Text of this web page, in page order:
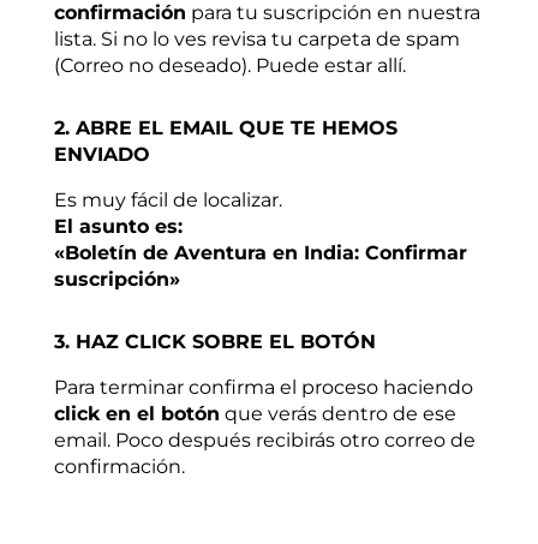
confirmación para tu suscripción en nuestra
lista. Si no lo ves revisa tu carpeta de spam
(Correo no deseado). Puede estar allí.
2. ABRE EL EMAIL QUE TE HEMOS
ENVIADO
Es muy fácil de localizar.
El asunto es:
«Boletín de Aventura en India: Confirmar
suscripción»
3. HAZ CLICK SOBRE EL BOTÓN
Para terminar confirma el proceso haciendo
click en el botón que verás dentro de ese
email. Poco después recibirás otro correo de
confirmación.